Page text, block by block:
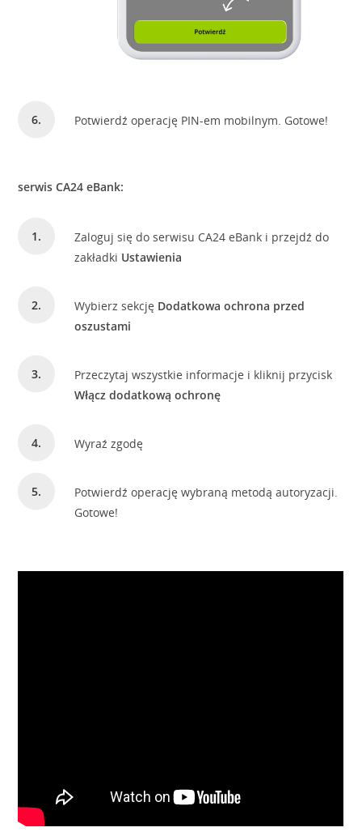
Potwierdź operację PIN-em mobilnym. Gotowe!
serwis CA24 eBank:
Zaloguj się do serwisu CA24 eBank i przejdź do
zakładki Ustawienia
Wybierz sekcję Dodatkowa ochrona przed
oszustami
Przeczytaj wszystkie informacje i kliknij przycisk
Włącz dodatkową ochronę
Wyraź zgodę
Potwierdź operację wybraną metodą autoryzacji.
Gotowe!